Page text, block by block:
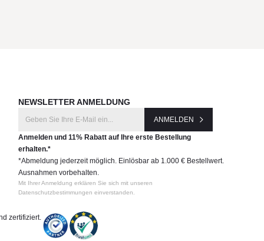
NEWSLETTER ANMELDUNG
ANMELDEN
Anmelden und 11% Rabatt auf Ihre erste Bestellung
erhalten.*
*Abmeldung jederzeit möglich. Einlösbar ab 1.000 € Bestellwert.
Ausnahmen vorbehalten.
Mit Ihrer Anmeldung erklären Sie sich mit unseren
Datenschutzbestimmungen einverstanden.
zertifiziert.